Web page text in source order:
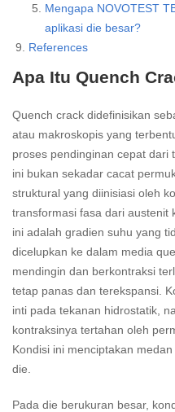
Mengapa NOVOTEST
aplikasi die besar?
References
Apa Itu Quench
Quench crack didefinisikan
atau makroskopis yang
proses pendinginan cepat dari
ini bukan sekadar cacat
struktural yang diinisiasi oleh
transformasi fasa dari austenit
ini adalah gradien suhu yang
dicelupkan ke dalam media
mendingin dan berkontraksi
tetap panas dan terekspansi.
inti pada tekanan hidrostatik,
kontraksinya tertahan oleh
Kondisi ini menciptakan
die.
Pada die berukuran besar,